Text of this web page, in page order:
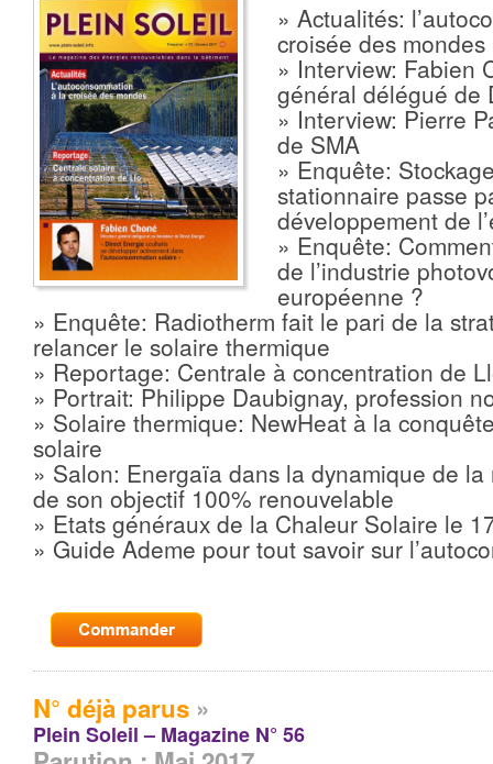
» Actualités:
croisée des mondes
» Interview: Fabien
général délégué de
» Interview: Pierre
de SMA
» Enquête:
stationnaire passe
développement de
» Enquête:
de l’industrie
européenne ?
» Enquête: Radiotherm fait le pari de la
relancer le solaire thermique
» Reportage: Centrale à concentration de
» Portrait: Philippe Daubignay, profession
» Solaire thermique: NewHeat à la
solaire
» Salon: Energaïa dans la dynamique de
de son objectif 100% renouvelable
» Etats généraux de la Chaleur Solaire le
» Guide Ademe pour tout savoir sur
N° déjà parus »
Plein Soleil – Magazine N° 56